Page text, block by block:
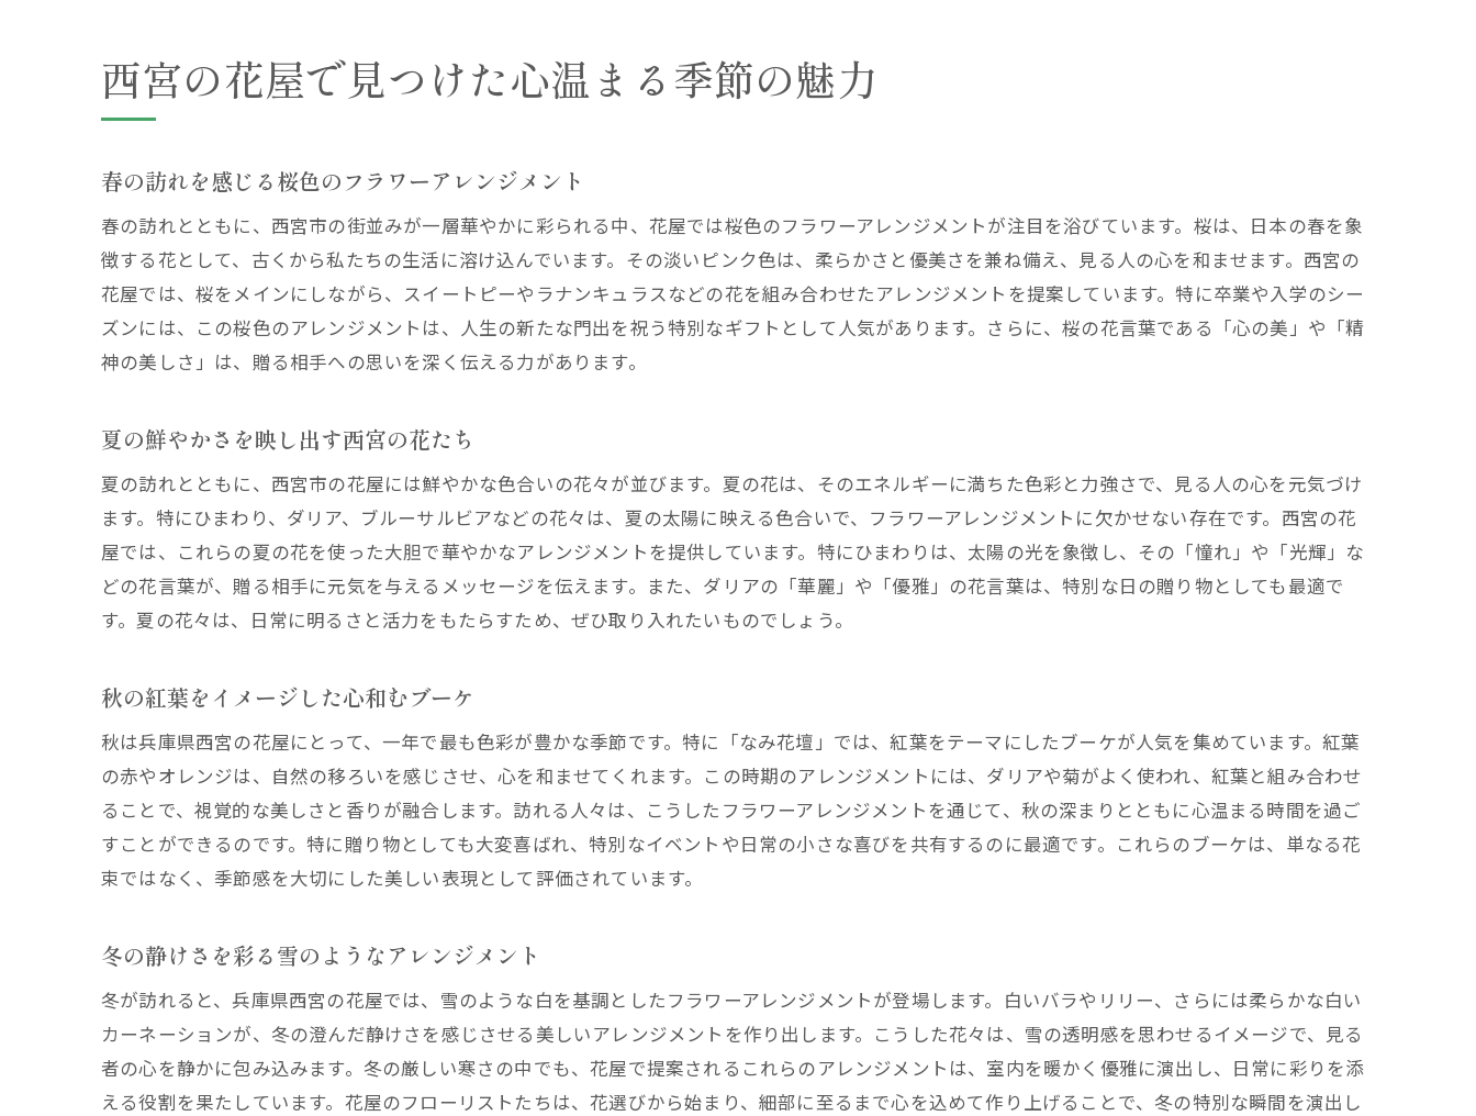
地元の自然を取り入れた季節感あふれるアレンジ
四季を通じて楽しむ兵庫県西宮の花屋の新しい提案
夏の爽やかさを演出するアレンジメントの選び方
秋の夜長に楽しむ花のデコレーション
冬のティータイムにぴったりの花飾り
一年を通して楽しめる多様な花の組み合わせ
季節に応じた花の選び方とその魅力
地元の自然美を感じられる西宮の花屋のアレンジメント
山々の美しさを映す花束の提案
川沿いの風景を再現したリラクシングアレンジメント
森林の息吹を感じるグリーンの組み合わせ
海の香りを連想させるブルーのフラワーデザイン
特別な日に最適な花を提案する西宮の花屋の魅力
卒業式にふさわしい華やかなブーケ
クリスマスを彩る華やかなデコレーション
バレンタインデーを盛り上げる赤い花の選び方
母の日に贈りたい感謝を込めた花束
オフィス空間を彩る癒しのプランツ
ペットと一緒に楽しむ安心のフラワーデザイン
日常を忘れさせる香り豊かなアレンジメント
西宮の花屋で見つけた心温まる季節の魅力
春の訪れを感じる桜色のフラワーアレンジメント
春の訪れとともに、西宮市の街並みが一層華やかに彩られる中、花屋では桜色のフラワーアレンジメントが注目を浴びています。桜は、日本の春を象
徴する花として、古くから私たちの生活に溶け込んでいます。その淡いピンク色は、柔らかさと優美さを兼ね備え、見る人の心を和ませます。西宮の
花屋では、桜をメインにしながら、スイートピーやラナンキュラスなどの花を組み合わせたアレンジメントを提案しています。特に卒業や入学のシー
ズンには、この桜色のアレンジメントは、人生の新たな門出を祝う特別なギフトとして人気があります。さらに、桜の花言葉である「心の美」や「精
神の美しさ」は、贈る相手への思いを深く伝える力があります。
夏の鮮やかさを映し出す西宮の花たち
夏の訪れとともに、西宮市の花屋には鮮やかな色合いの花々が並びます。夏の花は、そのエネルギーに満ちた色彩と力強さで、見る人の心を元気づけ
ます。特にひまわり、ダリア、ブルーサルビアなどの花々は、夏の太陽に映える色合いで、フラワーアレンジメントに欠かせない存在です。西宮の花
屋では、これらの夏の花を使った大胆で華やかなアレンジメントを提供しています。特にひまわりは、太陽の光を象徴し、その「憧れ」や「光輝」な
どの花言葉が、贈る相手に元気を与えるメッセージを伝えます。また、ダリアの「華麗」や「優雅」の花言葉は、特別な日の贈り物としても最適で
す。夏の花々は、日常に明るさと活力をもたらすため、ぜひ取り入れたいものでしょう。
秋の紅葉をイメージした心和むブーケ
秋は兵庫県西宮の花屋にとって、一年で最も色彩が豊かな季節です。特に「なみ花壇」では、紅葉をテーマにしたブーケが人気を集めています。紅葉
の赤やオレンジは、自然の移ろいを感じさせ、心を和ませてくれます。この時期のアレンジメントには、ダリアや菊がよく使われ、紅葉と組み合わせ
ることで、視覚的な美しさと香りが融合します。訪れる人々は、こうしたフラワーアレンジメントを通じて、秋の深まりとともに心温まる時間を過ご
すことができるのです。特に贈り物としても大変喜ばれ、特別なイベントや日常の小さな喜びを共有するのに最適です。これらのブーケは、単なる花
束ではなく、季節感を大切にした美しい表現として評価されています。
冬の静けさを彩る雪のようなアレンジメント
冬が訪れると、兵庫県西宮の花屋では、雪のような白を基調としたフラワーアレンジメントが登場します。白いバラやリリー、さらには柔らかな白い
カーネーションが、冬の澄んだ静けさを感じさせる美しいアレンジメントを作り出します。こうした花々は、雪の透明感を思わせるイメージで、見る
者の心を静かに包み込みます。冬の厳しい寒さの中でも、花屋で提案されるこれらのアレンジメントは、室内を暖かく優雅に演出し、日常に彩りを添
える役割を果たしています。花屋のフローリストたちは、花選びから始まり、細部に至るまで心を込めて作り上げることで、冬の特別な瞬間を演出し